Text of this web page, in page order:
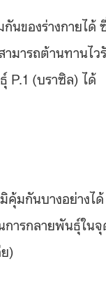
นของร่างกายไ
ามารถต้านทาน
P.1 (บราซิล) ได้
มกันบางอย่างไ
ารกลายพันธุ์ใน
)